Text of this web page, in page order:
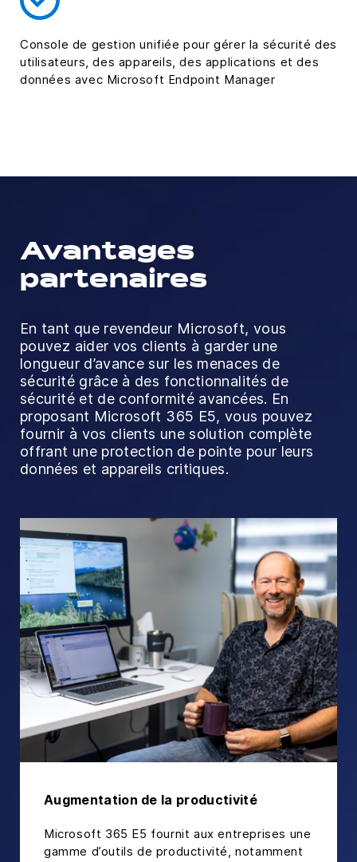
Console de gestion unifiée pour gérer la sécurité des
utilisateurs, des appareils, des applications et des
données avec Microsoft Endpoint Manager
Avantages
partenaires
En tant que revendeur Microsoft, vous
pouvez aider vos clients à garder une
longueur d’avance sur les menaces de
sécurité grâce à des fonctionnalités de
sécurité et de conformité avancées. En
proposant Microsoft 365 E5, vous pouvez
fournir à vos clients une solution complète
offrant une protection de pointe pour leurs
données et appareils critiques.
Augmentation de la productivité
Microsoft 365 E5 fournit aux entreprises une
gamme d’outils de productivité, notamment